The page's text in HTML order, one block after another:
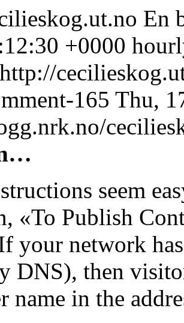
En
+0000
http://
165 Thu,
seem
«To Publish
your network
DNS), then
name in the